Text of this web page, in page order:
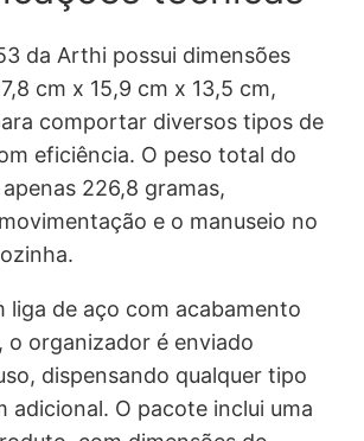
da Arthi possui dimensões
cm x 15,9 cm x 13,5 cm,
comportar diversos tipos de
eficiência. O peso total do
226,8 gramas,
e o manuseio no
liga de aço com acabamento
o organizador é enviado
dispensando qualquer tipo
adicional. O pacote inclui uma